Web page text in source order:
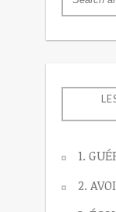
1.
2.